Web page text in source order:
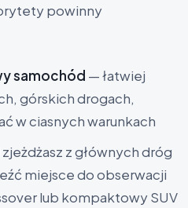
powinny
samochód — łatwiej
górskich drogach,
w ciasnych warunkach
z głównych dróg
miejsce do obserwacji
lub kompaktowy SUV